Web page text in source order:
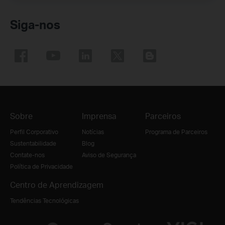
Siga-nos
Sobre
Perfil Corporativo
Sustentabilidade
Contate-nos
Política de Privacidade
Imprensa
Notícias
Blog
Aviso de Segurança
Parceiros
Programa de Parceiros
Centro de Aprendizagem
Tendências Tecnológicas